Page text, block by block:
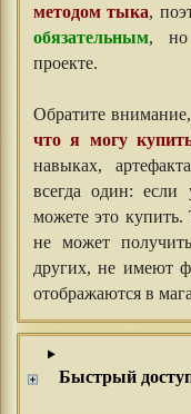
методом тыка,
обязательным, но
проекте.
Обратите
что я могу
навыках,
всегда один:
можете это
не может
других, не имеют
отображаются в
Быстрый